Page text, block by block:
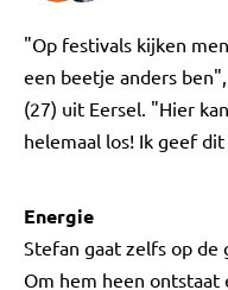
"Op festivals kijken
een beetje anders
(27) uit Eersel. "Hier
helemaal los! Ik geef
Energie
Stefan gaat zelfs op de
Om hem heen